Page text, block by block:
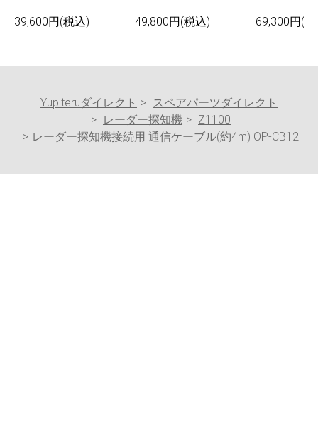
39,600円(税込) 49,800円(税込) 69,300円(
Yupiteruダイレクト
スペアパーツダイレクト
レーダー探知機
Z1100
レーダー探知機接続用 通信ケーブル(約4m) OP-CB12